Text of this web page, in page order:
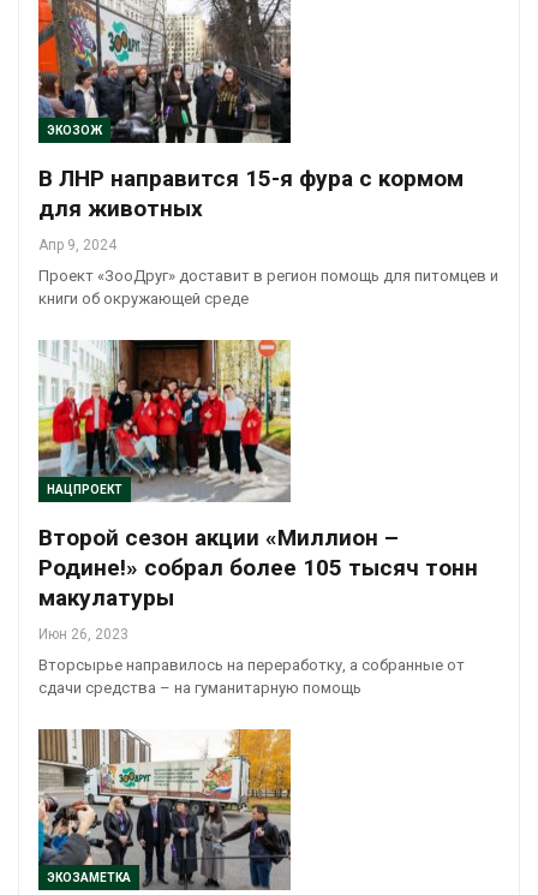
ЭКОЗОЖ
В ЛНР направится 15-я фура с кормом
для животных
Апр 9, 2024
Проект «ЗооДруг» доставит в регион помощь для питомцев и
книги об окружающей среде
НАЦПРОЕКТ
Второй сезон акции «Миллион –
Родине!» собрал более 105 тысяч тонн
макулатуры
Июн 26, 2023
Вторсырье направилось на переработку, а собранные от
сдачи средства – на гуманитарную помощь
ЭКОЗАМЕТКА